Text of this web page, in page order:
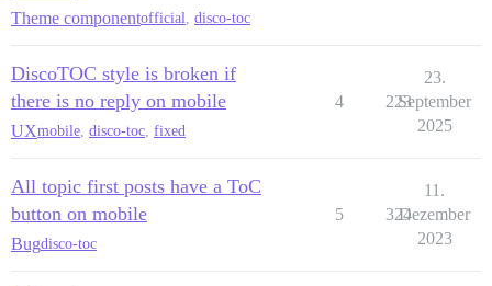
Theme componentofficial, disco-toc
DiscoTOC style is broken if
there is no reply on mobile
UXmobile, disco-toc, fixed
4 223
23.
September
2025
All topic first posts have a ToC
button on mobile
Bugdisco-toc
5 324
11.
Dezember
2023